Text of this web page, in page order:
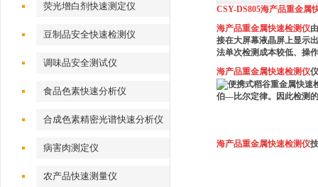
荧光增白剂快速测定仪
豆制品安全快速检测仪
调味品安全测试仪
食品色素快速分析仪
合成色素精密光谱快速分析仪
病害肉测定仪
农产品快速测量仪
CSY-DS805海产品重金属
海产品重金属快速检测仪
接在大屏幕液晶屏上显示
法单次检测成本较低、操
海产品重金属快速检测仪
伯—比尔定律。因此检测
海产品重金属快速检测仪